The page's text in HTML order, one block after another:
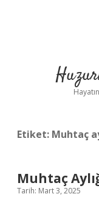
Etiket: Muhtaç
Muhtaç
Tarih: Mart 3, 2025